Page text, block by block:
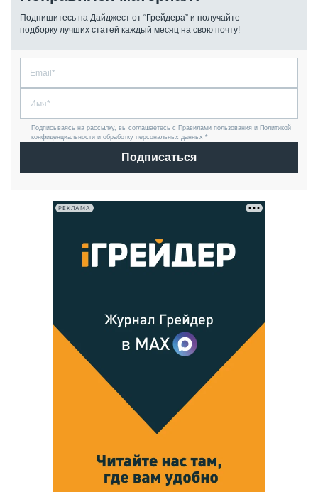
Подпишитесь на Дайджест от “Грейдера” и получайте
подборку лучших статей каждый месяц на свою почту!
Подписываясь на рассылку, вы соглашаетесь с Правилами пользования и Политикой
конфиденциальности и обработку персональных данных *
Подписаться
РЕКЛАМА